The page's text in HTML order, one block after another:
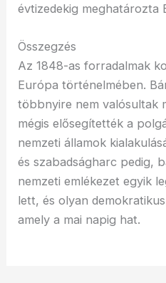
évtizedekig meghatározta
Összegzés
Az 1848-as forradalmak
Európa történelmében.
többnyire nem valósultak
mégis elősegítették a
nemzeti államok
és szabadságharc pedig,
nemzeti emlékezet egyik
lett, és olyan
amely a mai napig hat.